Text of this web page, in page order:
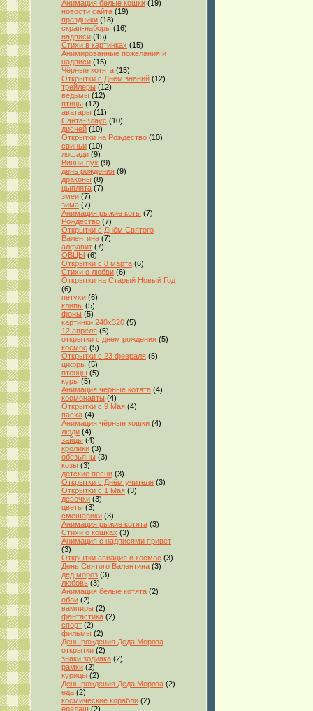
Анимация белые кошки (19)
новости сайта (19)
праздники (18)
скрап-наборы (16)
надписи (15)
Стихи в картинках (15)
Анимированные пожелания и
надписи (15)
Чёрные котята (15)
Открытки с Днём знаний (12)
трейлеры (12)
ведьмы (12)
птицы (12)
аватары (11)
Санта-Клаус (10)
дисней (10)
Открытки на Рождество (10)
свиньи (10)
лошади (9)
Винни-пух (9)
день рождения (9)
драконы (8)
цыплята (7)
змеи (7)
зима (7)
Анимация рыжие коты (7)
Рождество (7)
Открытки с Днём Святого
Валентина (7)
алфавит (7)
ОВЦЫ (6)
Открытки с 8 марта (6)
Стихи о любви (6)
Открытки на Старый Новый Год
(6)
петухи (6)
клипы (5)
фоны (5)
картинки 240x320 (5)
12 апреля (5)
открытки с днем рождения (5)
космос (5)
Открытки с 23 февраля (5)
цифры (5)
птенцы (5)
куры (5)
Анимация чёрные котята (4)
космонавты (4)
Открытки с 9 Мая (4)
пасха (4)
Анимация чёрные кошки (4)
люди (4)
зайцы (4)
кролики (3)
обезьяны (3)
козы (3)
детские песни (3)
Открытки с Днём учителя (3)
Открытки с 1 Мая (3)
девочки (3)
цветы (3)
смешарики (3)
Анимация рыжие котята (3)
Стихи о кошках (3)
Анимация с надписями привет
(3)
Открытки авиация и космос (3)
День Святого Валентина (3)
дед мороз (3)
любовь (3)
Анимация белые котята (2)
обои (2)
вампиры (2)
фантастика (2)
спорт (2)
фильмы (2)
День рождения Деда Мороза
открытки (2)
знаки зодиака (2)
рамки (2)
курицы (2)
День рождения Деда Мороза (2)
еда (2)
космические корабли (2)
ералаш (2)